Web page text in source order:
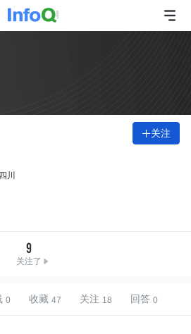
关注
川
9
关注了
收藏 关注 回答